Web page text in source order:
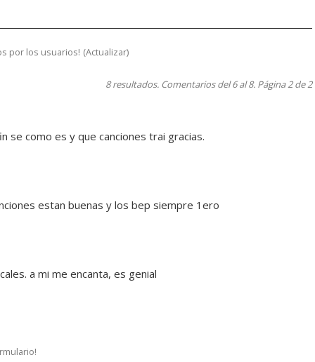
por los usuarios! (Actualizar)
8 resultados. Comentarios del 6 al 8. Página 2 de 2
como es y que canciones trai gracias.
estan buenas y los bep siempre 1ero
a mi me encanta, es genial